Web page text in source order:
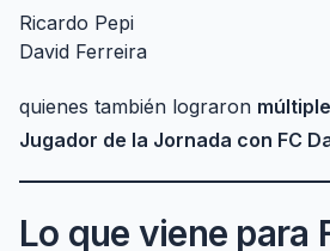
Ricardo Pepi
David Ferreira
quienes también lograron
Jugador de la Jornada con FC
Lo que viene para